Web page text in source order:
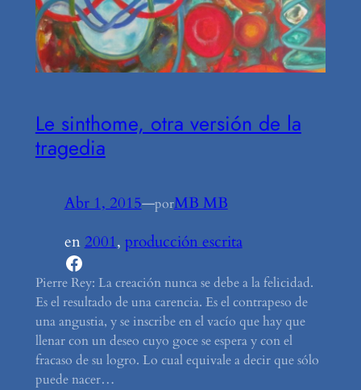
Le sinthome, otra versión de la
tragedia
Abr 1, 2015—porMB MB
en2001, producción escrita
Facebook
Pierre Rey: La creación nunca se debe a la felicidad.
Es el resultado de una carencia. Es el contrapeso de
una angustia, y se inscribe en el vacío que hay que
llenar con un deseo cuyo goce se espera y con el
fracaso de su logro. Lo cual equivale a decir que sólo
puede nacer…